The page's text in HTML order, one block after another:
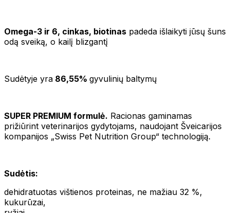
Omega-3 ir 6, cinkas, biotinas padeda išlaikyti jūsų šuns
odą sveiką, o kailį blizgantį
Sudėtyje yra 86,55% gyvulinių baltymų
SUPER PREMIUM formulė. Racionas gaminamas
prižiūrint veterinarijos gydytojams, naudojant Šveicarijos
kompanijos „Swiss Pet Nutrition Group“ technologiją.
Sudėtis:
dehidratuotas vištienos proteinas, ne mažiau 32 %,
kukurūzai,